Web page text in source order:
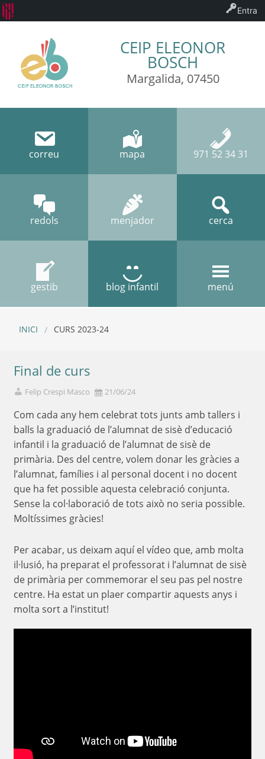
CEIP ELEONOR
BOSCH
Margalida, 07450
correu mapa 971 52 34 31
redols menjador cerca
gestib blog infantil menú
INICI CURS 2023-24
Final de curs
Felip Crespi Masco 21/06/24
Com cada any hem celebrat tots junts amb tallers i
balls la graduació de l’alumnat de sisè d’educació
infantil i la graduació de l’alumnat de sisè de
primària. Des del centre, volem donar les gràcies a
l’alumnat, famílies i al personal docent i no docent
que ha fet possible aquesta celebració conjunta.
Sense la col·laboració de tots això no seria possible.
Moltíssimes gràcies!
Per acabar, us deixam aquí el vídeo que, amb molta
il·lusió, ha preparat el professorat i l’alumnat de sisè
de primària per commemorar el seu pas pel nostre
centre. Ha estat un plaer compartir aquests anys i
molta sort a l’institut!
Entra